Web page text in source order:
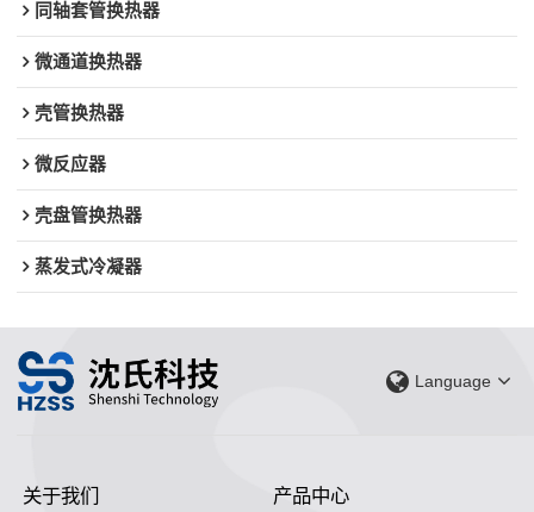
同轴套管换热器
微通道换热器
壳管换热器
微反应器
壳盘管换热器
蒸发式冷凝器
Language
关于我们 产品中心